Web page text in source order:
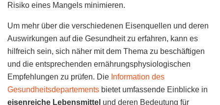
Risiko eines Mangels minimieren.
Um mehr über die verschiedenen Eisenquellen und deren
Auswirkungen auf die Gesundheit zu erfahren, kann es
hilfreich sein, sich näher mit dem Thema zu beschäftigen
und die entsprechenden ernährungsphysiologischen
Empfehlungen zu prüfen. Die Information des
Gesundheitsdepartements bietet umfassende Einblicke in
eisenreiche Lebensmittel und deren Bedeutung für